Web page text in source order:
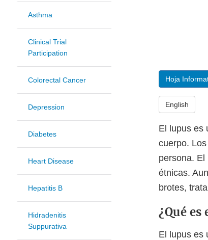
Asthma
Clinical Trial
Participation
Colorectal Cancer
Depression
Diabetes
Heart Disease
Hepatitis B
Hidradenitis
Suppurativa
Hoja
English
El lupus es
cuerpo.
persona.
étnicas.
brotes,
¿Qué es
El lupus es